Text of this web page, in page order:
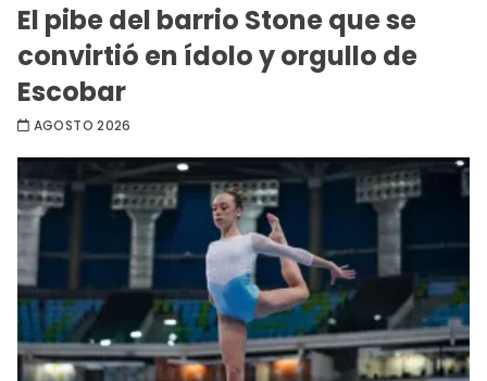
El pibe del barrio Stone que se
convirtió en ídolo y orgullo de
Escobar
AGOSTO 2026